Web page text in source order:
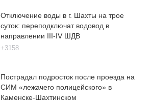
Отключение воды в г. Шахты на трое
суток: переподключат водовод в
направлении III-IV ШДВ
+3158
Пострадал подросток после проезда на
СИМ «лежачего полицейского» в
Каменске-Шахтинском